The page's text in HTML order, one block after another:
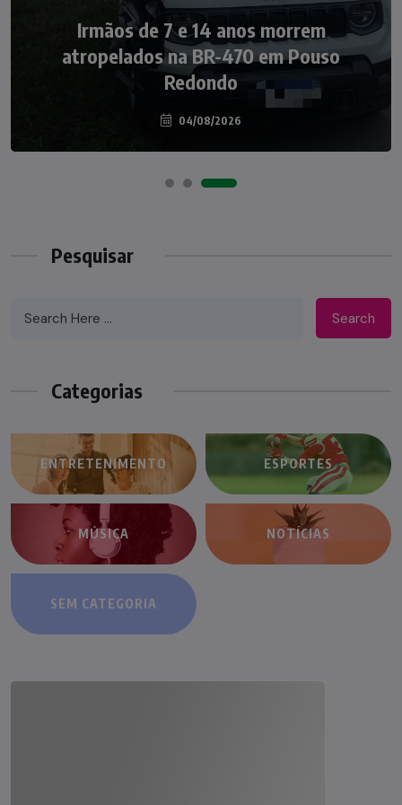
Irmãos de 7 e 14 anos morrem
atropelados na BR-470 em Pouso
Redondo
04/08/2026
NOTÍCIAS
Nádia Menegazzi leva o nome de Taió ao
palco do Programa Silvio Santos
07/08/2026
Pesquisar
Search
Categorias
ENTRETENIMENTO ESPORTES
MÚSICA NOTÍCIAS
SEM CATEGORIA